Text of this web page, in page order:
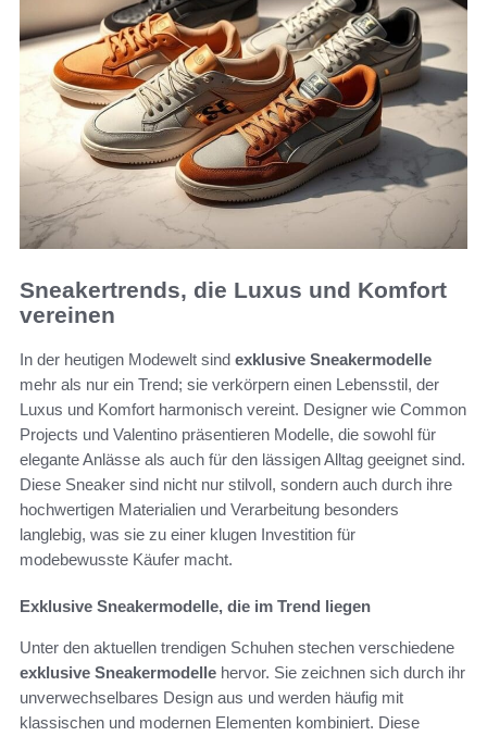
Sneakertrends, die Luxus und Komfort
vereinen
In der heutigen Modewelt sind exklusive Sneakermodelle
mehr als nur ein Trend; sie verkörpern einen Lebensstil, der
Luxus und Komfort harmonisch vereint. Designer wie Common
Projects und Valentino präsentieren Modelle, die sowohl für
elegante Anlässe als auch für den lässigen Alltag geeignet sind.
Diese Sneaker sind nicht nur stilvoll, sondern auch durch ihre
hochwertigen Materialien und Verarbeitung besonders
langlebig, was sie zu einer klugen Investition für
modebewusste Käufer macht.
Exklusive Sneakermodelle, die im Trend liegen
Unter den aktuellen trendigen Schuhen stechen verschiedene
exklusive Sneakermodelle hervor. Sie zeichnen sich durch ihr
unverwechselbares Design aus und werden häufig mit
klassischen und modernen Elementen kombiniert. Diese